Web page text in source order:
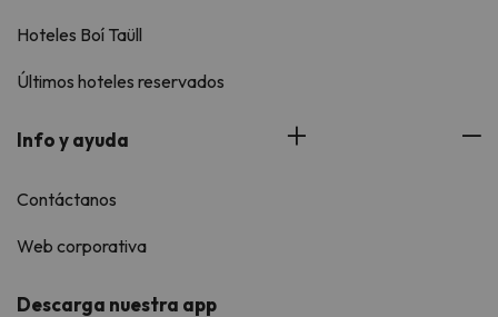
Hoteles Boí Taüll
Últimos hoteles reservados
Info y ayuda
Contáctanos
Web corporativa
Descarga nuestra app